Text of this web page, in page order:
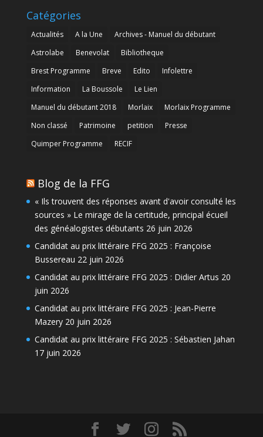
Catégories
Actualités A la Une
Archives - Manuel du débutant
Astrolabe
Benevolat
Bibliotheque
Brest Programme
Breve Edito
Infolettre
Information
La Boussole
Le Lien
Manuel du débutant 2018
Morlaix
Morlaix Programme
Non classé
Patrimoine petition
Presse
Quimper Programme
RECIF
Blog de la FFG
« Ils trouvent des réponses avant d'avoir consulté les
sources » Le mirage de la certitude, principal écueil
des généalogistes débutants 26 juin 2026
Candidat au prix littéraire FFG 2025 : Françoise
Bussereau 22 juin 2026
Candidat au prix littéraire FFG 2025 : Didier Artus 20
juin 2026
Candidat au prix littéraire FFG 2025 : Jean-Pierre
Mazery 20 juin 2026
Candidat au prix littéraire FFG 2025 : Sébastien Jahan
17 juin 2026